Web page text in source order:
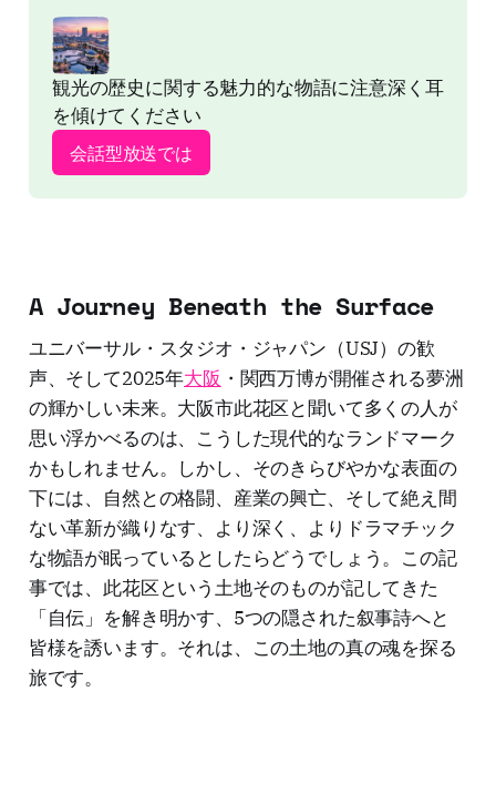
観光の歴史に関する魅力的な物語に注意深く耳
を傾けてください
会話型放送では
A Journey Beneath the Surface
ユニバーサル・スタジオ・ジャパン（USJ）の歓
声、そして2025年大阪 ・関西万博が開催される夢洲
の輝かしい未来。大阪市此花区と聞いて多くの人が
思い浮かべるのは、こうした現代的なランドマーク
かもしれません。しかし、そのきらびやかな表面の
下には、自然との格闘、産業の興亡、そして絶え間
ない革新が織りなす、より深く、よりドラマチック
な物語が眠っているとしたらどうでしょう。この記
事では、此花区という土地そのものが記してきた
「自伝」を解き明かす、5つの隠された叙事詩へと
皆様を誘います。それは、この土地の真の魂を探る
旅です。